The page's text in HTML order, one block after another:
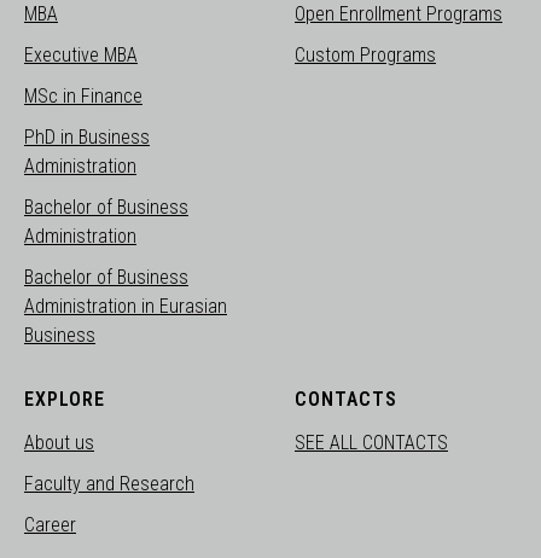
MBA
Executive MBA
MSc in Finance
PhD in Business
Administration
Bachelor of Business
Administration
Bachelor of Business
Administration in Eurasian
Business
Open Enrollment Programs
Custom Programs
EXPLORE
About us
Faculty and Research
Career
CONTACTS
SEE ALL CONTACTS